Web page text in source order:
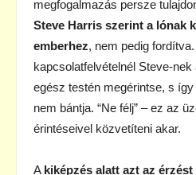
megfogalmazás persze
Steve Harris szerint a lónak
emberhez, nem pedig
kapcsolatfelvételnél Steve-
egész testén megérintse, s
nem bántja. “Ne félj” – ez az
érintéseivel közvetíteni akar.
A kiképzés alatt azt az